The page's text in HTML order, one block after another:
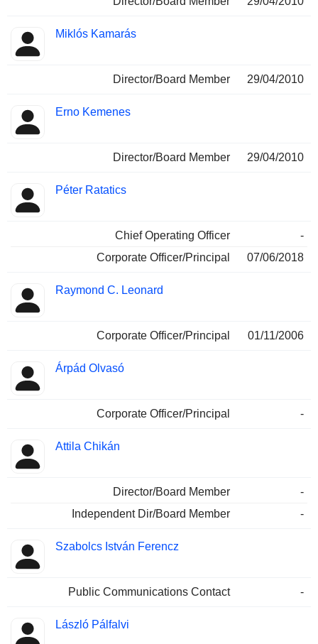
Miklós Kamarás
Director/Board Member 29/04/2010
Erno Kemenes
Director/Board Member 29/04/2010
Péter Ratatics
Chief Operating Officer
-
Corporate Officer/Principal
07/06/2018
Raymond C. Leonard
Corporate Officer/Principal 01/11/2006
Árpád Olvasó
Corporate Officer/Principal -
Attila Chikán
Director/Board Member
-
Independent Dir/Board Member
-
Szabolcs István Ferencz
Public Communications Contact -
László Pálfalvi